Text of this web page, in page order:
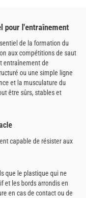
pour l'entraînement
de la formation du
aux compétitions de saut
entraînement de
ou une simple ligne
et la musculature du
être sûrs, stables et
capable de résister aux
que le plastique qui ne
et les bords arrondis en
en cas de contact ou de